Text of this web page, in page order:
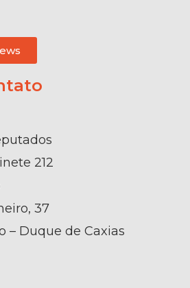
212
37
– Duque de Caxias